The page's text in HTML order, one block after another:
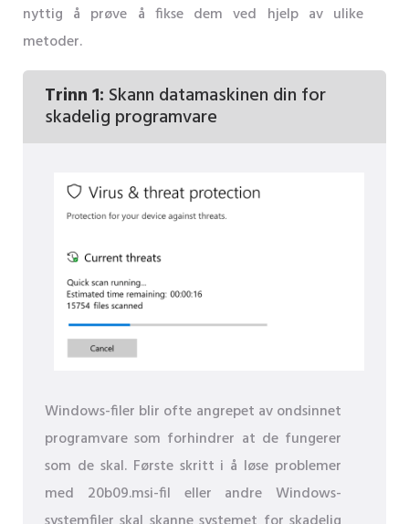
nyttig å prøve å fikse dem ved hjelp av ulike
metoder.
Trinn 1: Skann datamaskinen din for
skadelig programvare
Windows-filer blir ofte angrepet av ondsinnet
programvare som forhindrer at de fungerer
som de skal. Første skritt i å løse problemer
med 20b09.msi-fil eller andre Windows-